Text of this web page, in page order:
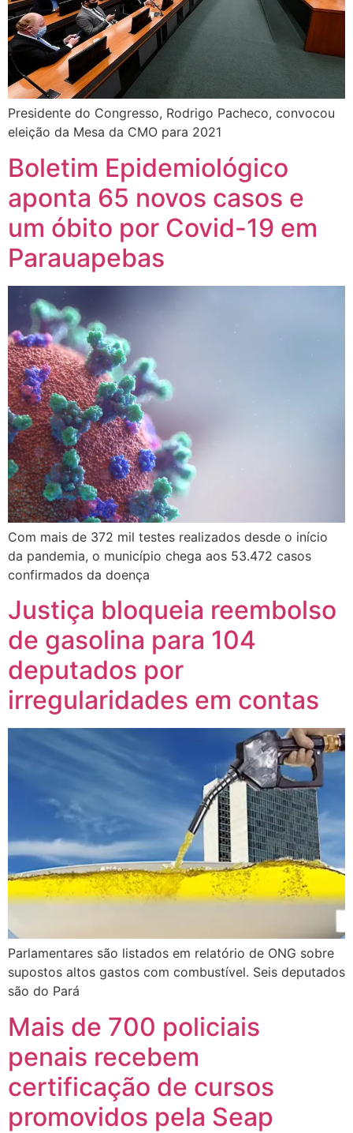
Presidente do Congresso, Rodrigo Pacheco, convocou
eleição da Mesa da CMO para 2021
Boletim Epidemiológico
aponta 65 novos casos e
um óbito por Covid-19 em
Parauapebas
Com mais de 372 mil testes realizados desde o início
da pandemia, o município chega aos 53.472 casos
confirmados da doença
Justiça bloqueia reembolso
de gasolina para 104
deputados por
irregularidades em contas
Parlamentares são listados em relatório de ONG sobre
supostos altos gastos com combustível. Seis deputados
são do Pará
Mais de 700 policiais
penais recebem
certificação de cursos
promovidos pela Seap